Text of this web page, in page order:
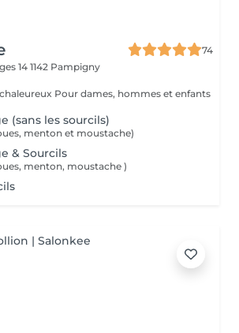
74
14 1142 Pampigny
Salon lumineux et chaleureux Pour dames, hommes et enfants
(sans les sourcils)
menton et moustache)
& Sourcils
menton, moustache )